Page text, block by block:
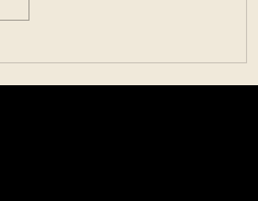
aplicada por la Comisión para